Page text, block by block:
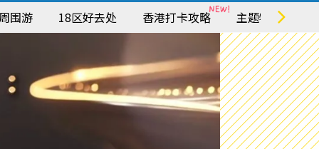
围游 18区好去处 香港打卡攻略 主题特集